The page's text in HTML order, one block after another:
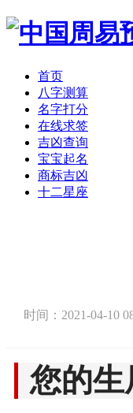
首页
八字测算
名字打分
在线求签
吉凶查询
宝宝起名
商标吉凶
十二星座
时间：2021-04-10
您的生